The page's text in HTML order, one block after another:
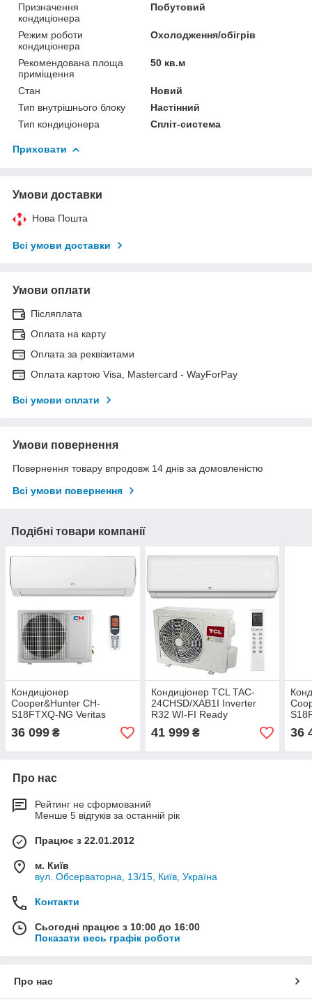
Призначення
кондиціонера
Побутовий
Режим роботи
кондиціонера
Охолодження/обігрів
Рекомендована площа
приміщення
50 кв.м
Стан
Новий
Тип внутрішнього блоку
Настінний
Тип кондиціонера
Спліт-система
Приховати
Умови доставки
Нова Пошта
Всі умови доставки
Умови оплати
Післяплата
Оплата на карту
Оплата за реквізитами
Оплата картою Visa, Mastercard - WayForPay
Всі умови оплати
Умови повернення
Повернення товару впродовж 14 днів за домовленістю
Всі умови повернення
Подібні товари компанії
Кондиціонер
Cooper&Hunter CH-
S18FTXQ-NG Veritas
Inverter
36 099 ₴
Кондиціонер TCL TAC-
24CHSD/XAB1I Inverter
R32 WI-FI Ready
41 999₴ 36
Про нас
Рейтинг не сформований
Менше 5 відгуків за останній рік
Працює з 22.01.2012
м. Київ
вул. Обсерваторна, 13/15, Київ, Україна
Контакти
Сьогодні працює з 10:00 до 16:00
Показати весь графік роботи
Про нас